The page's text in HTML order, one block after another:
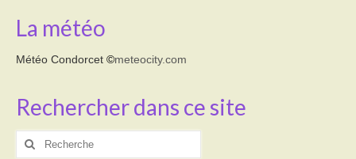
Correspondants de presse
LE BRULAGE DES VEGETAUX
DECHETS VERTS
La météo
Météo Condorcet ©meteocity.com
Rechercher dans ce site
Rechercher